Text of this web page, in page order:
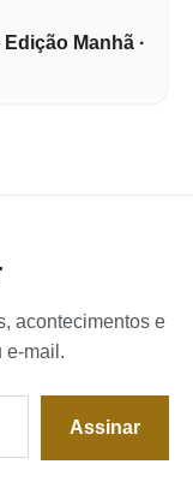
Manhã ·
acontecimentos e
e-mail.
Assinar